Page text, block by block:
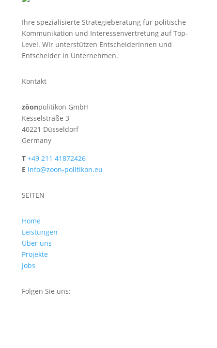
Ihre spezialisierte Strategieberatung für politische
Kommunikation und Interessenvertretung auf Top-
Level. Wir unterstützen Entscheiderinnen und
Entscheider in Unternehmen.
Kontakt
zōonpolitikon GmbH
Kesselstraße 3
40221 Düsseldorf
Germany
T +49 211 41872426
E info@zoon-politikon.eu
SEITEN
Home
Leistungen
Über uns
Projekte
Jobs
Folgen Sie uns: